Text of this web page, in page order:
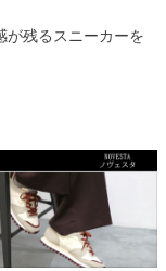
が残るスニーカーを